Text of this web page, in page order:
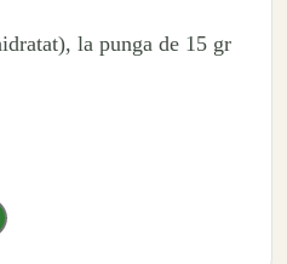
la punga de 15 gr